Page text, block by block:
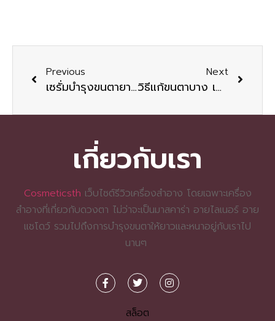
Previous
เซรั่มบำรุงขนตายาว เพิ่มความหนา แข็งแรงไม่หลุดร่วง
Next
วิธีแก้ขนตาบาง เพิ่มขนตาให้ตาหวานเป็นธรรมชาติ
เกี่ยวกับเรา
Cosmeticsth เว็บไซต์รีวิวเครื่องสำอาง โดยเฉพาะเครื่อง
สำอางที่เกี่ยวกับดวงตา ไม่ว่าจะเป็นมาสคาร่า อายไลเนอร์ อาย
แชโดว์ รวมไปถึงการบำรุงขนตาให้ยาวและหนาอยู่กับเราไป
นานๆ
สล็อต